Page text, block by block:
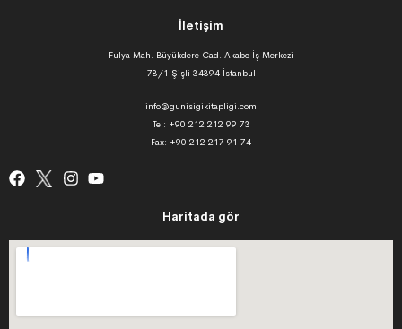
İletişim
Fulya Mah. Büyükdere Cad. Akabe İş Merkezi
78/1 Şişli 34394 İstanbul
info@gunisigikitapligi.com
Tel: +90 212 212 99 73
Fax: +90 212 217 91 74
Haritada gör